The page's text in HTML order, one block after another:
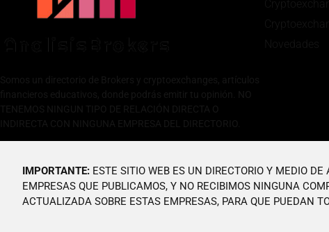
IMPORTANTE: ESTE SITIO WEB ES UN DIRECTORIO Y MEDIO
EMPRESAS QUE PUBLICAMOS, Y NO RECIBIMOS NINGUNA
ACTUALIZADA SOBRE ESTAS EMPRESAS, PARA QUE PUEDAN